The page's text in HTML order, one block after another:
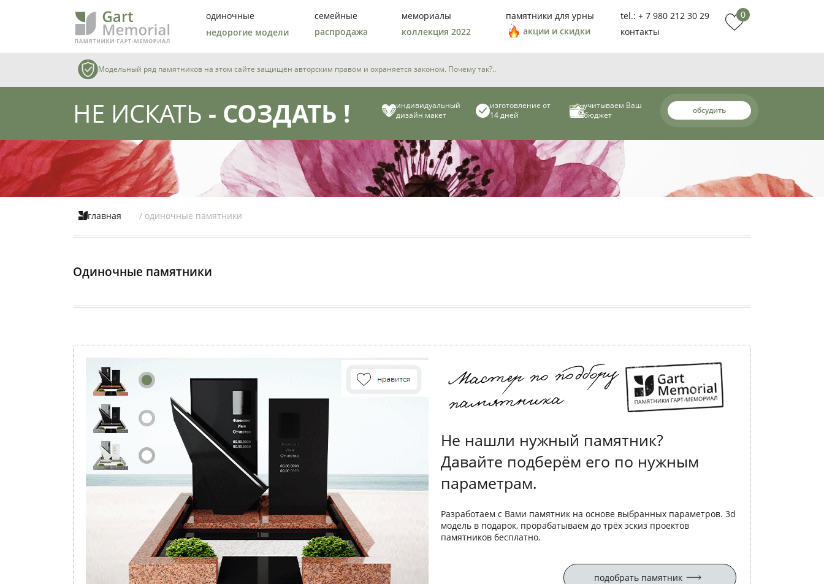
одиночные
недорогие модели
семейные
распродажа
мемориалы
коллекция 2022
памятники для урны
акции и скидки
tel.: + 7 980 212 30 29
контакты
0
Модельный ряд памятников на этом сайте защищён авторским правом и охраняется законом. Почему так?..
НЕ ИСКАТЬ - СОЗДАТЬ !
индивидуальный
дизайн макет
изготовление от
14 дней
учитываем Ваш
бюджет
обсудить
главная / одиночные памятники
Одиночные памятники
Не нашли нужный памятник?
Давайте подберём его по нужным
параметрам.
Разработаем с Вами памятник на основе выбранных параметров. 3d
модель в подарок, прорабатываем до трёх эскиз проектов
памятников бесплатно.
подобрать памятник